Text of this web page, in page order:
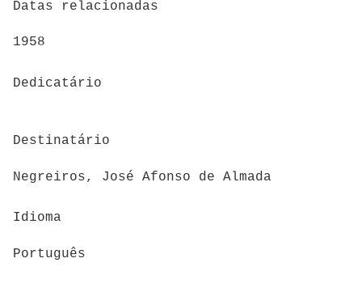
Datas relacionadas
1958
Dedicatário
Destinatário
Negreiros, José Afonso de Almada
Idioma
Português